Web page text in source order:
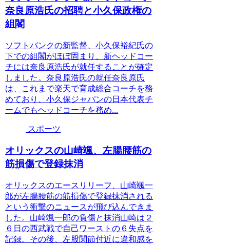
奈良原浩氏の招聘と小久保政権の
組閣
ソフトバンクの新監督、小久保裕紀氏の
下での組閣がほぼ固まり、新ヘッドコー
チには奈良原浩氏が就任することが確定
しました。奈良原浩氏の就任奈良原氏
は、これまで楽天で育成総合コーチを務
めており、小久保ジャパンの日本代表チ
ームでもヘッドコーチを務め...
スポーツ
オリックスの山崎颯、左腸腰筋の
筋損傷で登録抹消
オリックスのエースリリーフ、山崎颯一
郎が左腸腰筋の筋損傷で登録抹消される
という衝撃のニュースが飛び込んできま
した。山崎颯一郎の負傷と抹消山崎は２
６日の西武戦で自己ワーストの６失点を
記録。その後、左股関節付近に違和感を